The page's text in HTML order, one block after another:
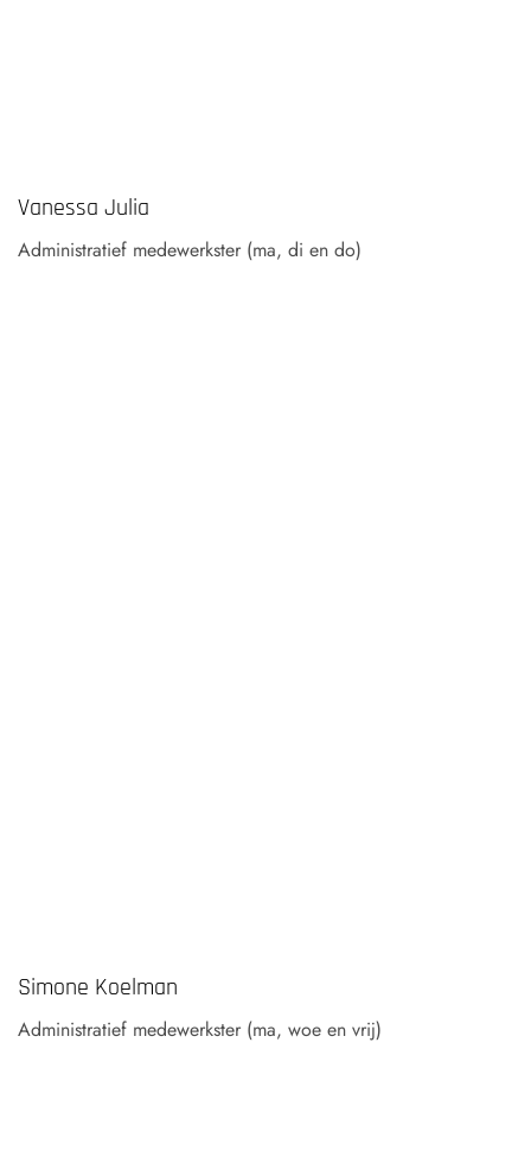
Vanessa Julia
Administratief medewerkster (ma, di en do)
Simone Koelman
Administratief medewerkster (ma, woe en vrij)